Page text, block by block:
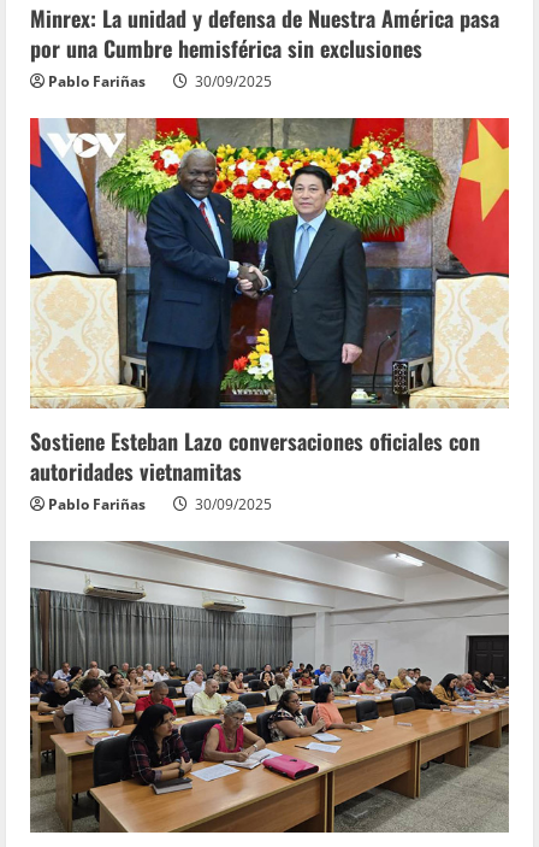
Minrex: La unidad y defensa de Nuestra América pasa
por una Cumbre hemisférica sin exclusiones
Pablo Fariñas 30/09/2025
Sostiene Esteban Lazo conversaciones oficiales con
autoridades vietnamitas
Pablo Fariñas 30/09/2025